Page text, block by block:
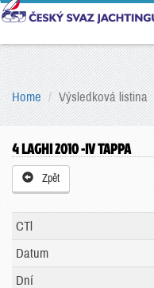
Home Výsledková listina
4 LAGHI 2010 -IV TAPPA
Zpět
CTl
Datum
Dní